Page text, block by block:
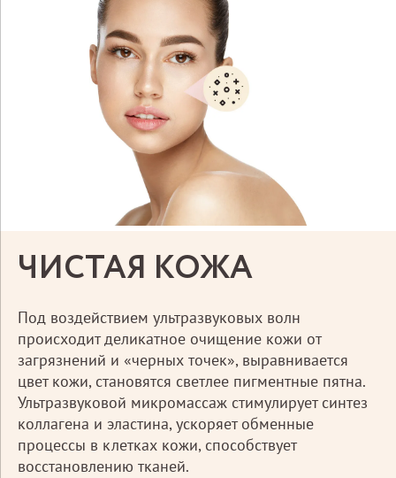
ЧИСТАЯ КОЖА
Под воздействием ультразвуковых волн
происходит деликатное очищение кожи от
загрязнений и «черных точек», выравнивается
цвет кожи, становятся светлее пигментные пятна.
Ультразвуковой микромассаж стимулирует синтез
коллагена и эластина, ускоряет обменные
процессы в клетках кожи, способствует
восстановлению тканей.